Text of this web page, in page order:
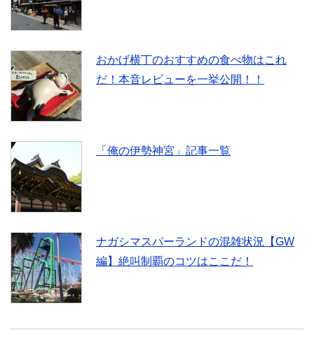
おかげ横丁のおすすめの食べ物はこれ
だ！本音レビューを一挙公開！！
「俺の伊勢神宮」記事一覧
ナガシマスパーランドの混雑状況【GW
編】絶叫制覇のコツはここだ！